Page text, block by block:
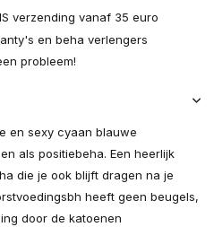
verzending vanaf 35 euro
en beha verlengers
probleem!
en sexy cyaan blauwe
als positiebeha. Een heerlijk
die je ook blijft dragen na je
heeft geen beugels,
door de katoenen